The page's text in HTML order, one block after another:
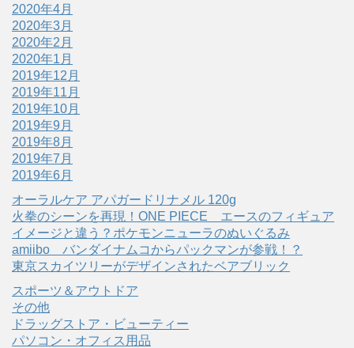
2020年4月
2020年3月
2020年2月
2020年1月
2019年12月
2019年11月
2019年10月
2019年9月
2019年8月
2019年7月
2019年6月
オーラルケア アパガードリナメル 120g
火拳のシーンを再現！ONE PIECE エースのフィギュア
イメージと違う？ポケモンニューラのぬいぐるみ
amiibo バンダイナムコからパックマンが参戦！？
東京スカイツリーがデザインされたベアブリック
スポーツ＆アウトドア
その他
ドラッグストア・ビューティー
パソコン・オフィス用品